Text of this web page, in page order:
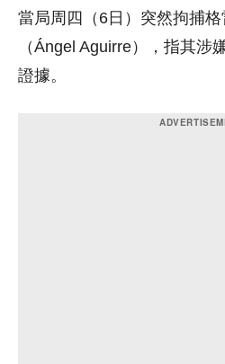
當局周四（6日）突然拘捕
（Ángel Aguirre），指其涉
證據。